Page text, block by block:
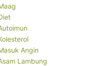
Angin
Lambung